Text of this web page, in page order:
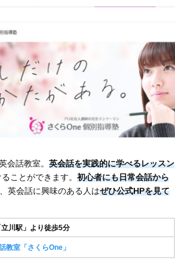
会話教室。 英会話を実践的に学べるレッスン
ことができます。 初心者にも日常会話から
英会話に興味のある人はぜひ公式HPを見て
川駅」より徒歩5分
教室「さくらOne」